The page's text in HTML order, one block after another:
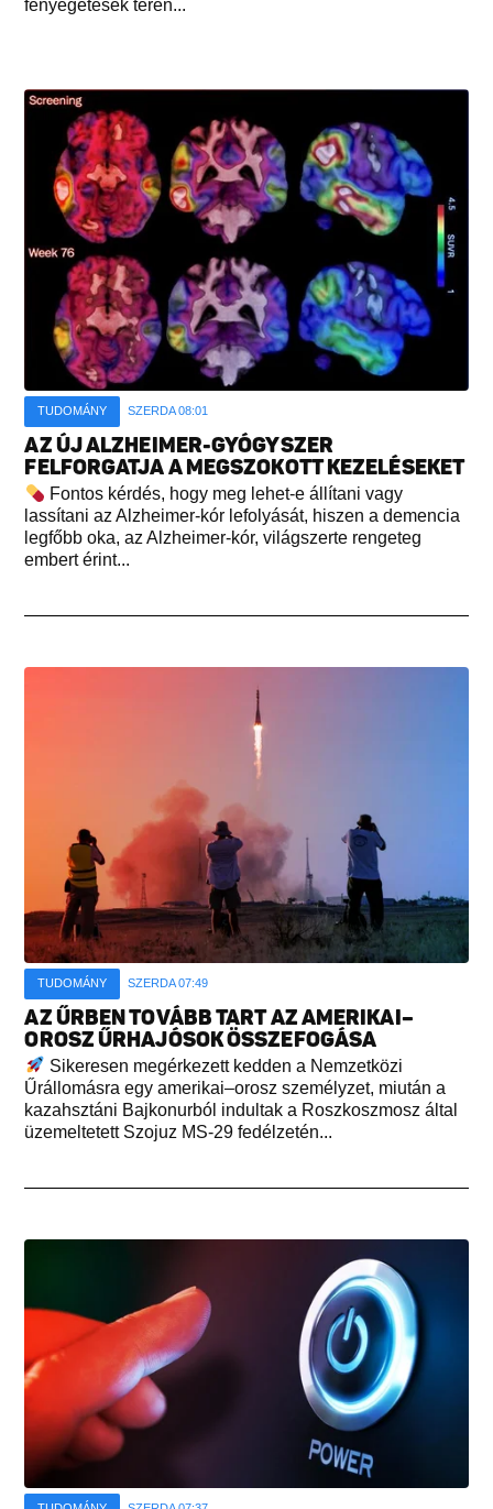
fenyegetések terén...
TUDOMÁNY SZERDA 08:01
AZ ÚJ ALZHEIMER-GYÓGYSZER
FELFORGATJA A MEGSZOKOTT KEZELÉSEKET
Fontos kérdés, hogy meg lehet-e állítani vagy
lassítani az Alzheimer-kór lefolyását, hiszen a demencia
legfőbb oka, az Alzheimer-kór, világszerte rengeteg
embert érint...
TUDOMÁNY SZERDA 07:49
AZ ŰRBEN TOVÁBB TART AZ AMERIKAI–
OROSZ ŰRHAJÓSOK ÖSSZEFOGÁSA
Sikeresen megérkezett kedden a Nemzetközi
Űrállomásra egy amerikai–orosz személyzet, miután a
kazahsztáni Bajkonurból indultak a Roszkoszmosz által
üzemeltetett Szojuz MS-29 fedélzetén...